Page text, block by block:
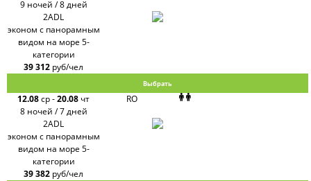
9 ночей / 8 дней
2ADL
эконом с панорамным
видом на море 5-
категории
39 312 руб/чел
Выбрать
12.08ср-20.08 чт
8 ночей / 7 дней
RO
2ADL
эконом с панорамным
видом на море 5-
категории
39 382 руб/чел